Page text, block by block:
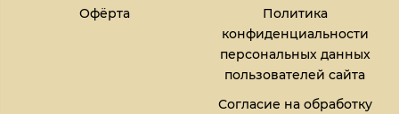
Офёрта
Политика
конфиденциальности
персональных данных
пользователей сайта
Согласие на обработку